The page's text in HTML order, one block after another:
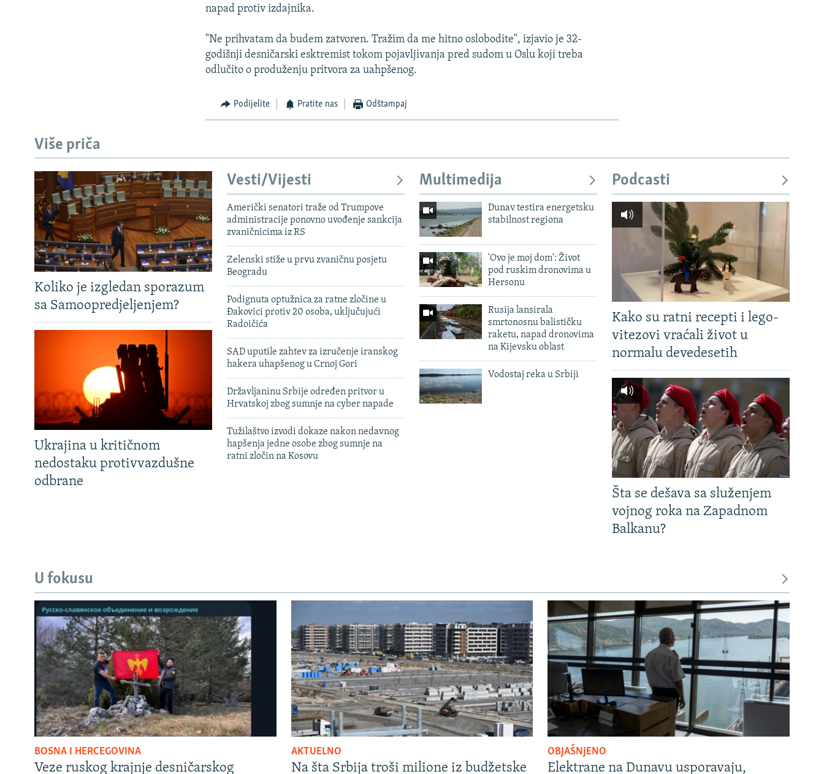
POST SCRIPTUM
MOJA EVROPA
TRI DECENIJE OD RATA U BIH
SVE KARTE DEJTONA
NASTANAK I RASPAD JUGOSLAVIJE
napad protiv izdajnika.
"Ne prihvatam da budem zatvoren. Tražim da me hitno oslobodite", izjavio je 32-
godišnji desničarski esktremist tokom pojavljivanja pred sudom u Oslu koji treba
odlučito o produženju pritvora za uahpšenog.
Podijelite Pratite nas Odštampaj
Više priča
Koliko je izgledan sporazum
sa Samoopredjeljenjem?
Ukrajina u kritičnom
nedostaku protivvazdušne
odbrane
Vesti/Vijesti
Američki senatori traže od Trumpove
administracije ponovno uvođenje sankcija
zvaničnicima iz RS
Zelenski stiže u prvu zvaničnu posjetu
Beogradu
Podignuta optužnica za ratne zločine u
Đakovici protiv 20 osoba, uključujući
Radoičića
SAD uputile zahtev za izručenje iranskog
hakera uhapšenog u Crnoj Gori
Državljaninu Srbije određen pritvor u
Hrvatskoj zbog sumnje na cyber napade
Tužilaštvo izvodi dokaze nakon nedavnog
hapšenja jedne osobe zbog sumnje na
ratni zločin na Kosovu
Multimedija
Dunav testira energetsku
stabilnost regiona
'Ovo je moj dom': Život
pod ruskim dronovima u
Hersonu
Rusija lansirala
smrtonosnu balističku
raketu, napad dronovima
na Kijevsku oblast
Vodostaj reka u Srbiji
Podcasti
Kako su ratni recepti i lego-
vitezovi vraćali život u
normalu devedesetih
Šta se dešava sa služenjem
vojnog roka na Zapadnom
Balkanu?
U fokusu
BOSNA I HERCEGOVINA
Veze ruskog krajnje desničarskog
AKTUELNO
Na šta Srbija troši milione iz budžetske
OBJAŠNJENO
Elektrane na Dunavu usporavaju,